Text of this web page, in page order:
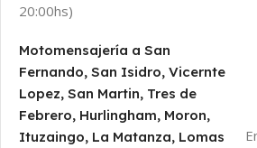
20:00hs)
Motomensajería a San
Fernando, San Isidro, Vicernte
Lopez, San Martin, Tres de
Febrero, Hurlingham, Moron,
Ituzaingo, La Matanza, Lomas